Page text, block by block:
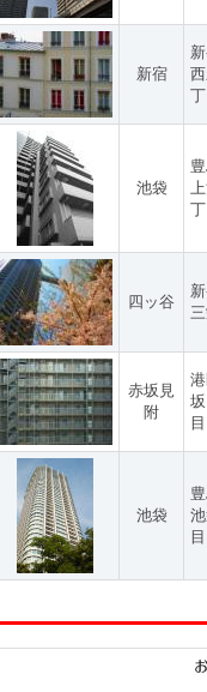
新宿
池袋
四ッ谷
赤坂見
附
目
池袋
目